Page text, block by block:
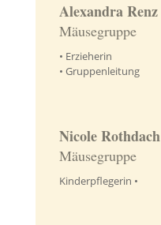
Alexandra Renz
Mäusegruppe
• Erzieherin
• Gruppenleitung
Nicole Rothdach
Mäusegruppe
Kinderpflegerin •